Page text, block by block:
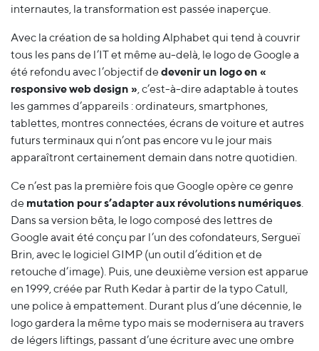
internautes, la transformation est passée inaperçue.
Avec la création de sa holding Alphabet qui tend à couvrir
tous les pans de l’IT et même au-delà, le logo de Google a
été refondu avec l’objectif de devenir un logo en «
responsive web design », c’est-à-dire adaptable à toutes
les gammes d’appareils : ordinateurs, smartphones,
tablettes, montres connectées, écrans de voiture et autres
futurs terminaux qui n’ont pas encore vu le jour mais
apparaîtront certainement demain dans notre quotidien.
Ce n’est pas la première fois que Google opère ce genre
de mutation pour s’adapter aux révolutions numériques.
Dans sa version bêta, le logo composé des lettres de
Google avait été conçu par l’un des cofondateurs, Sergueï
Brin, avec le logiciel GIMP (un outil d’édition et de
retouche d’image). Puis, une deuxième version est apparue
en 1999, créée par Ruth Kedar à partir de la typo Catull,
une police à empattement. Durant plus d’une décennie, le
logo gardera la même typo mais se modernisera au travers
de légers liftings, passant d’une écriture avec une ombre